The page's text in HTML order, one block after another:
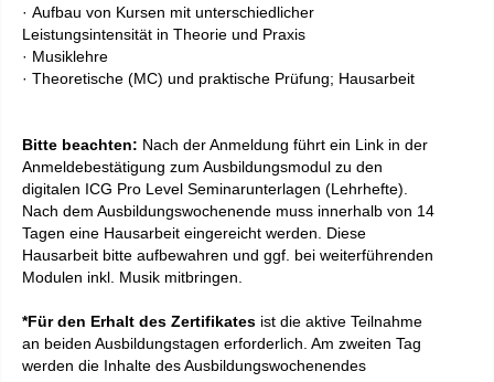
· Aufbau von Kursen mit unterschiedlicher
Leistungsintensität in Theorie und Praxis
· Musiklehre
· Theoretische (MC) und praktische Prüfung; Hausarbeit
Bitte beachten: Nach der Anmeldung führt ein Link in der
Anmeldebestätigung zum Ausbildungsmodul zu den
digitalen ICG Pro Level Seminarunterlagen (Lehrhefte).
Nach dem Ausbildungswochenende muss innerhalb von 14
Tagen eine Hausarbeit eingereicht werden. Diese
Hausarbeit bitte aufbewahren und ggf. bei weiterführenden
Modulen inkl. Musik mitbringen.
*Für den Erhalt des Zertifikates ist die aktive Teilnahme
an beiden Ausbildungstagen erforderlich. Am zweiten Tag
werden die Inhalte des Ausbildungswochenendes